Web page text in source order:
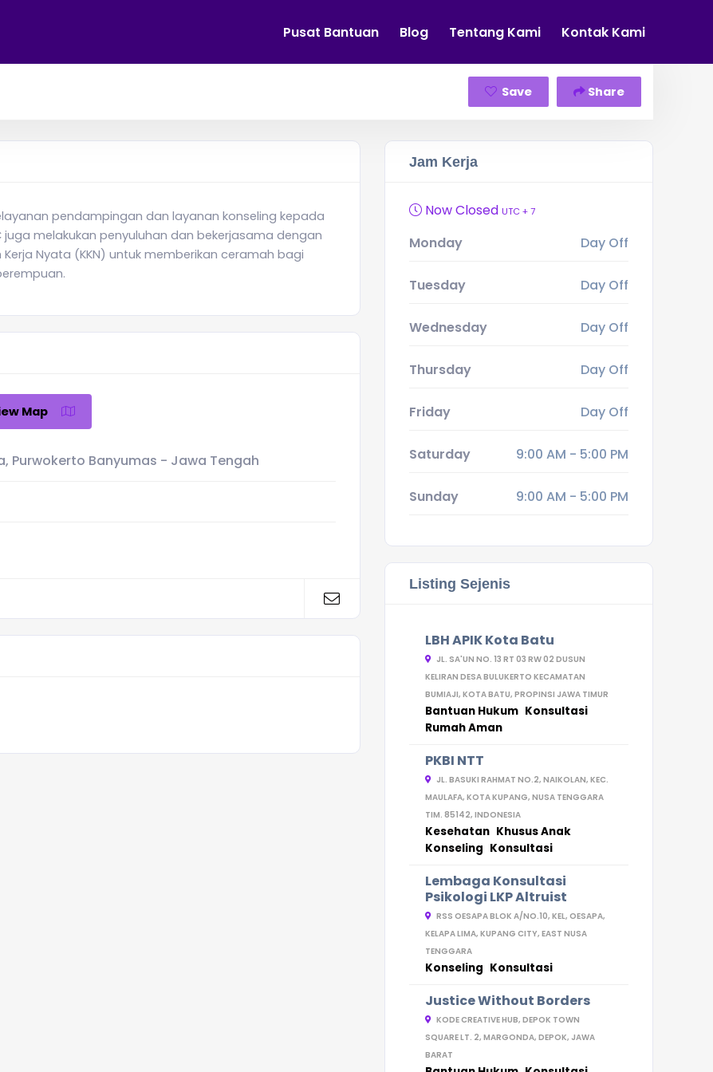
Pusat Bantuan Blog Tentang Kami Kontak Kami
Save Share
pendampingan dan layanan konseling kepada
juga melakukan penyuluhan dan bekerjasama dengan
Nyata (KKN) untuk memberikan ceramah bagi
Map
Purwokerto Banyumas - Jawa Tengah
Jam Kerja
Now Closed UTC + 7
Monday Day Off
Tuesday Day Off
Wednesday Day Off
Thursday Day Off
Friday Day Off
Saturday 9:00 AM - 5:00 PM
Sunday 9:00 AM - 5:00 PM
Listing Sejenis
LBH APIK Kota Batu
JL. SA'UN NO. 13 RT 03 RW 02 DUSUN
KELIRAN DESA BULUKERTO KECAMATAN
BUMIAJI, KOTA BATU, PROPINSI JAWA TIMUR
Bantuan Hukum Konsultasi
Rumah Aman
PKBI NTT
JL. BASUKI RAHMAT NO.2, NAIKOLAN, KEC.
MAULAFA, KOTA KUPANG, NUSA TENGGARA
TIM. 85142, INDONESIA
Kesehatan Khusus Anak
Konseling Konsultasi
Lembaga Konsultasi
Psikologi LKP Altruist
RSS OESAPA BLOK A/NO.10, KEL, OESAPA,
KELAPA LIMA, KUPANG CITY, EAST NUSA
TENGGARA
Konseling Konsultasi
Justice Without Borders
KODE CREATIVE HUB, DEPOK TOWN
SQUARE LT. 2, MARGONDA, DEPOK, JAWA
BARAT